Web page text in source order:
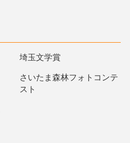
埼玉文学賞
さいたま森林フォトコンテ
スト